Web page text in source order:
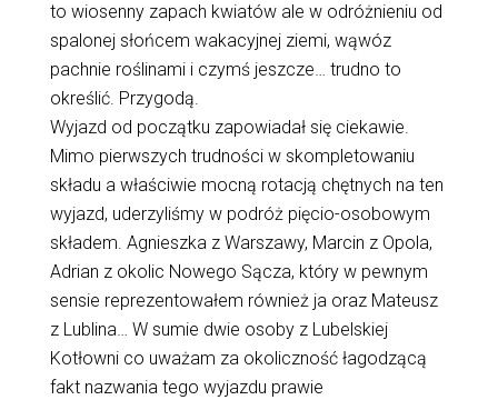
to wiosenny zapach kwiatów ale w odróżnieniu od
spalonej słońcem wakacyjnej ziemi, wąwóz
pachnie roślinami i czymś jeszcze… trudno to
określić. Przygodą.
Wyjazd od początku zapowiadał się ciekawie.
Mimo pierwszych trudności w skompletowaniu
składu a właściwie mocną rotacją chętnych na ten
wyjazd, uderzyliśmy w podróż pięcio-osobowym
składem. Agnieszka z Warszawy, Marcin z Opola,
Adrian z okolic Nowego Sącza, który w pewnym
sensie reprezentowałem również ja oraz Mateusz
z Lublina… W sumie dwie osoby z Lubelskiej
Kotłowni co uważam za okoliczność łagodzącą
fakt nazwania tego wyjazdu prawie